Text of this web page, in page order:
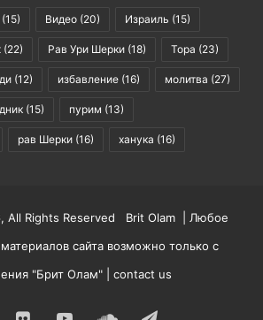
(15) Видео (20) Израиль (15)
(22) Рав Ури Шерки (18) Тора (23)
(12) избавление (16) молитва (27)
(15) пурим (13)
рав Шерки (16) ханука (16)
All Rights Reserved Brit Olam | Любое
сайта возможно только с
"Брит Олам" | contact us